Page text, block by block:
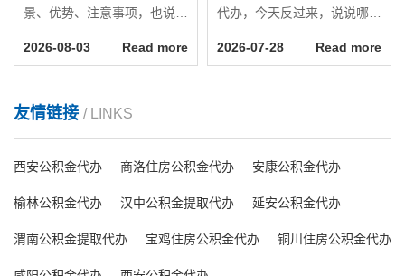
景、优势、注意事项，也说了
能快速判断自己该不该找代
类型，账户状态正常，材料齐
全，城市支持线上办理，那优
2026-08-03 Read more
代办，今天反过来，说说哪些
取有有发票和无发票的通道。
离职提取的办理条件与户口性
2026-07-28 Read more
友情链接 / LINKS
西安公积金代办 商洛住房公积金代办 安康公积金代办
榆林公积金代办 汉中公积金提取代办 延安公积金代办
渭南公积金提取代办 宝鸡住房公积金代办 铜川住房公积金代办